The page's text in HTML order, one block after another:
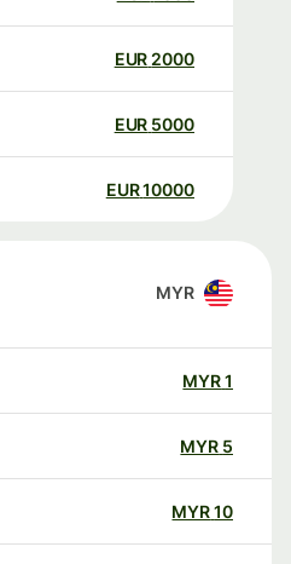
2000
EUR
5000
EUR
10000
EUR
MYR
MYR
MYR
MYR